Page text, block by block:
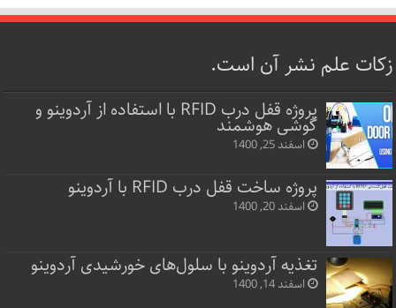
زکات علم نشر آن است.
پروژه قفل‌ درب RFID با استفاده از آردوینو و
گوشی هوشمند
اسفند 25, 1400
پروژه ساخت قفل‌ درب RFID با آردوینو
اسفند 20, 1400
تغذیه آردوینو با سلول‌های خورشیدی آردوینو
اسفند 14, 1400